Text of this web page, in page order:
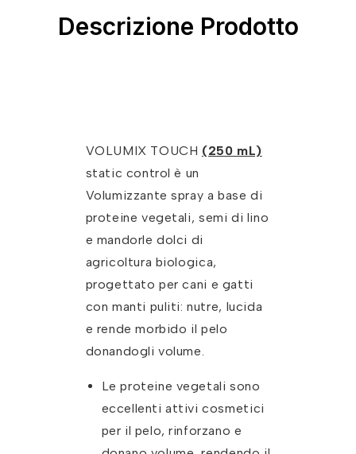
Descrizione Prodotto
VOLUMIX TOUCH (250 mL)
static control è un
Volumizzante spray a base di
proteine vegetali, semi di lino
e mandorle dolci di
agricoltura biologica,
progettato per cani e gatti
con manti puliti: nutre, lucida
e rende morbido il pelo
donandogli volume.
Le proteine vegetali sono
eccellenti attivi cosmetici
per il pelo, rinforzano e